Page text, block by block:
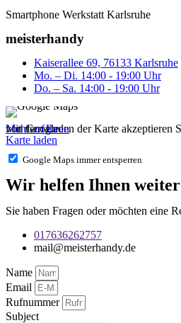
Smartphone Werkstatt Karlsruhe
meisterhandy
Kaiserallee 69, 76133 Karlsruhe
Mo. – Di. 14:00 - 19:00 Uhr
Do. – Sa. 14:00 - 19:00 Uhr
Mit dem Laden der Karte akzeptieren Sie die Datenschutzerklärung von Google.
Mehr erfahren
Karte laden
Google Maps immer entsperren
Wir helfen Ihnen weiter
Sie haben Fragen oder möchten eine
017636262757
mail@meisterhandy.de
Name
Email
Rufnummer
Subject